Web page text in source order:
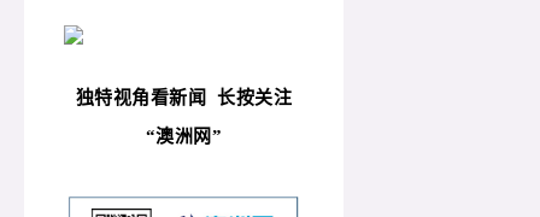
独特视角看新闻长按关注
“澳洲网”